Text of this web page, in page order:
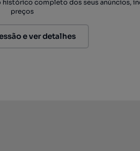
histórico completo dos seus anúncios,
preços
e ver detalhes